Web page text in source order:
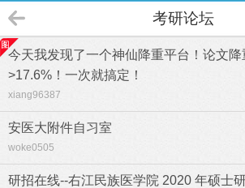
考研论坛
今天我发现了一个神仙降重平台！论文
>17.6%！一次就搞定！
xiang96387
安医大附件自习室
woke0505
研招在线--右江民族医学院 2020 年硕士